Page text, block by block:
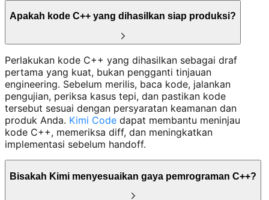
Apakah kode C++ yang dihasilkan siap produksi?
Perlakukan kode C++ yang dihasilkan sebagai draf
pertama yang kuat, bukan pengganti tinjauan
engineering. Sebelum merilis, baca kode, jalankan
pengujian, periksa kasus tepi, dan pastikan kode
tersebut sesuai dengan persyaratan keamanan dan
produk Anda. Kimi Code dapat membantu meninjau
kode C++, memeriksa diff, dan meningkatkan
implementasi sebelum handoff.
Bisakah Kimi menyesuaikan gaya pemrograman C++?